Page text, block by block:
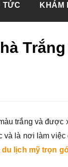
TỨC KHÁM
trắng và được
là nơi làm việc
du lịch mỹ trọn